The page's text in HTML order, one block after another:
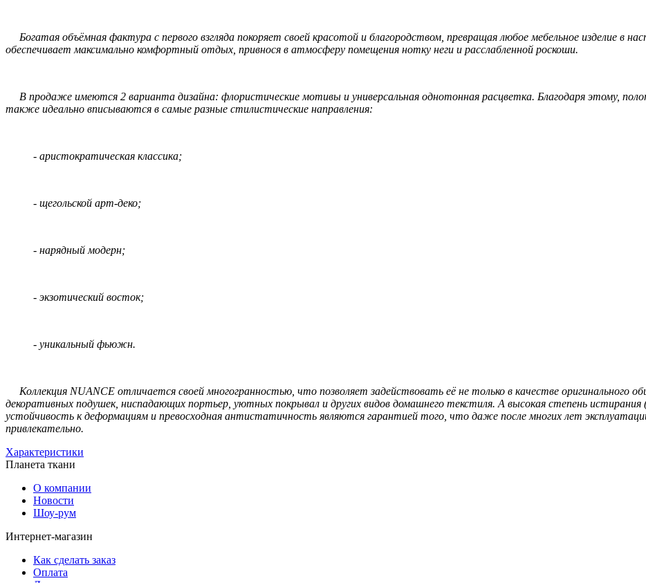
Богатая объёмная фактура с первого взгляда покоряет своей красотой и благородством, превращая любое мебельное изделие в
обеспечивает максимально комфортный отдых, привнося в атмосферу помещения нотку неги и расслабленной роскоши.
В продаже имеются 2 варианта дизайна: флористические мотивы и универсальная однотонная расцветка. Благодаря этому,
также идеально вписываются в самые разные стилистические направления:
- аристократическая классика;
- щегольской арт-деко;
- нарядный модерн;
- экзотический восток;
- уникальный фьюжн.
Коллекция NUANCE отличается своей многогранностью, что позволяет задействовать её не только в качестве оригинального
декоративных подушек, ниспадающих портьер, уютных покрывал и других видов домашнего текстиля. А высокая степень
устойчивость к деформациям и превосходная антистатичность являются гарантией того, что даже после многих лет
привлекательно.
Характеристики
Планета ткани
О компании
Новости
Шоу-рум
Интернет-магазин
Как сделать заказ
Оплата